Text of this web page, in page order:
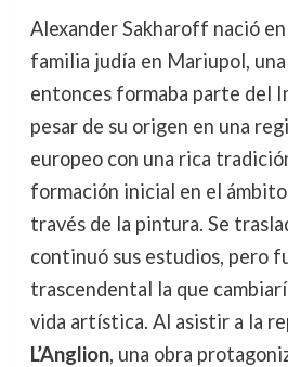
Alexander Sakharoff nació
familia judía en Mariupol,
entonces formaba parte del
pesar de su origen en una
europeo con una rica
formación inicial en el
través de la pintura. Se
continuó sus estudios, pero
trascendental la que
vida artística. Al asistir a la
L’Anglion, una obra